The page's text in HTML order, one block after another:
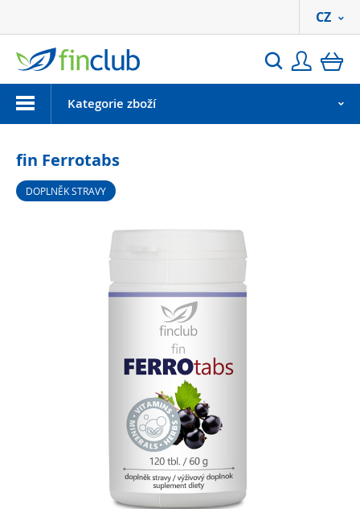
Hledat
CZ
MenuKategorie zboží
fin Ferrotabs
DOPLNĚK STRAVY